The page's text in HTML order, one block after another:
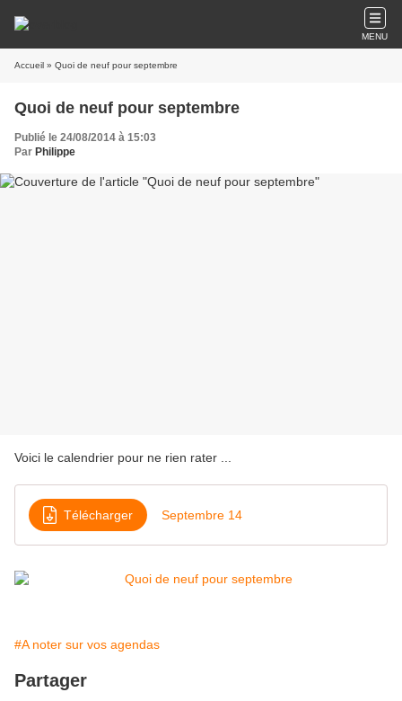
MENU
Accueil » Quoi de neuf pour septembre
Quoi de neuf pour septembre
Publié le 24/08/2014 à 15:03
Par Philippe
Voici le calendrier pour ne rien rater ...
Télécharger Septembre 14
#A noter sur vos agendas
Partager